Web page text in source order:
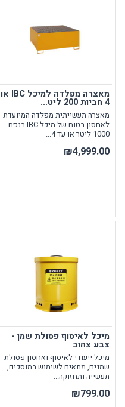
מאצרה מפלדה למיכל IBC או
4 חביות 200 ליט...
מאצרה תעשייתית מפלדה המיועדת
לאחסון בטוח של מיכל IBC בנפח
1000 ליטר או עד 4...
₪4,999.00
מיכל לאיסוף פסולת שמן -
צבע צהוב
מיכל ייעודי לאיסוף ואחסון פסולת
שמנים, מתאים לשימוש במוסכים,
תעשייה ותחזוקה...
₪799.00